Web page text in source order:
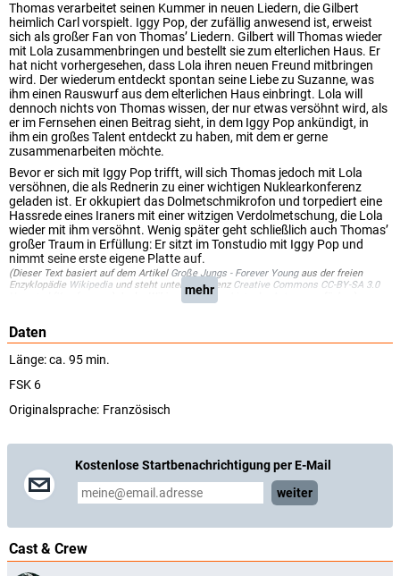
Thomas verarbeitet seinen Kummer in neuen Liedern, die Gilbert
heimlich Carl vorspielt. Iggy Pop, der zufällig anwesend ist, erweist
sich als großer Fan von Thomas’ Liedern. Gilbert will Thomas wieder
mit Lola zusammenbringen und bestellt sie zum elterlichen Haus. Er
hat nicht vorhergesehen, dass Lola ihren neuen Freund mitbringen
wird. Der wiederum entdeckt spontan seine Liebe zu Suzanne, was
ihm einen Rauswurf aus dem elterlichen Haus einbringt. Lola will
dennoch nichts von Thomas wissen, der nur etwas versöhnt wird, als
er im Fernsehen einen Beitrag sieht, in dem Iggy Pop ankündigt, in
ihm ein großes Talent entdeckt zu haben, mit dem er gerne
zusammenarbeiten möchte.
Bevor er sich mit Iggy Pop trifft, will sich Thomas jedoch mit Lola
versöhnen, die als Rednerin zu einer wichtigen Nuklearkonferenz
geladen ist. Er okkupiert das Dolmetschmikrofon und torpediert eine
Hassrede eines Iraners mit einer witzigen Verdolmetschung, die Lola
wieder mit ihm versöhnt. Wenig später geht schließlich auch Thomas’
großer Traum in Erfüllung: Er sitzt im Tonstudio mit Iggy Pop und
nimmt seine erste eigene Platte auf.
(Dieser Text basiert auf dem Artikel Große Jungs - Forever Youngaus der freien
Enzyklopädie Wikipedia und steht unter der Lizenz Creative Commons CC-BY-SA 3.0
). In der Wikipedia ist eine
mehr
Daten
Länge: ca. 95 min.
FSK 6
Originalsprache: Französisch
Kostenlose Startbenachrichtigung per E-Mail
weiter
Cast & Crew